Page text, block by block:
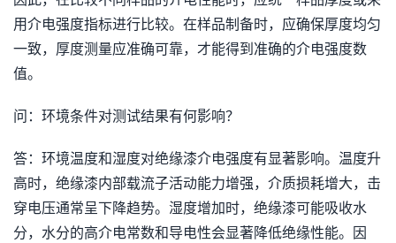
用介电强度指标进行比较。在样品制备时，应确保厚度均匀
一致，厚度测量应准确可靠，才能得到准确的介电强度数
值。
问：环境条件对测试结果有何影响？
答：环境温度和湿度对绝缘漆介电强度有显著影响。温度升
高时，绝缘漆内部载流子活动能力增强，介质损耗增大，击
穿电压通常呈下降趋势。湿度增加时，绝缘漆可能吸收水
分，水分的高介电常数和导电性会显著降低绝缘性能。因